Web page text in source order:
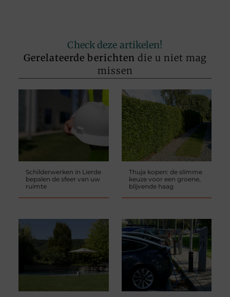
Check deze artikelen!
Gerelateerde berichten die u niet mag
missen
Schilderwerken in Lierde
bepalen de sfeer van uw
ruimte
Thuja kopen: de slimme
keuze voor een groene,
blijvende haag